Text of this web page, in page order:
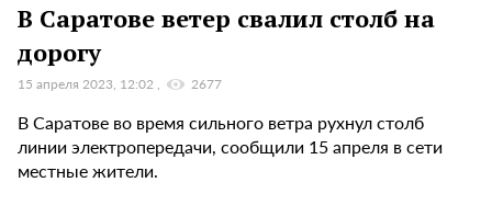
В Саратове ветер свалил столб на
дорогу
15 апреля 2023, 12:02 2677
В Саратове во время сильного ветра рухнул столб
линии электропередачи, сообщили 15 апреля в сети
местные жители.